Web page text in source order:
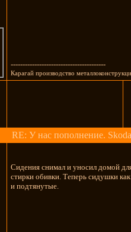
----------------------------------------
Карагай производство
RE: У нас пополнение.
Сидения снимал и уносил домой
стирки обивки. Теперь сидушки
и подтянутые.